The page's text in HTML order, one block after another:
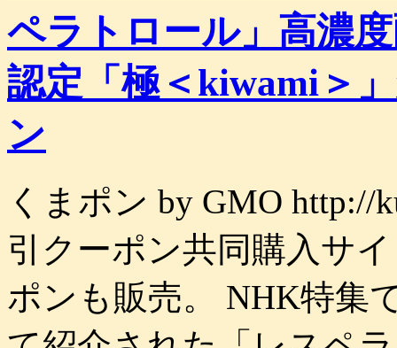
ペラトロール」高濃
認定「極＜kiwami＞
ン
くまポン by GMO http://
引クーポン共同購入サ
ポンも販売。 NHK特集